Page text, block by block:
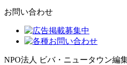
お問い合わせ
NPO法人 ビバ・ニュータウン編